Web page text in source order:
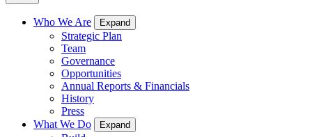
Who We Are Expand
Strategic Plan
Team
Governance
Opportunities
Annual Reports & Financials
History
Press
What We Do
Expand